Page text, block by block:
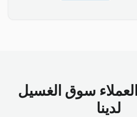
سوق الغسيل
لدينا